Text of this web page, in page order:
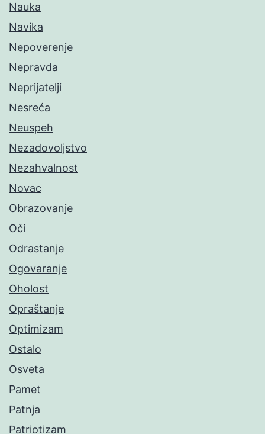
Nauka
Navika
Nepoverenje
Nepravda
Neprijatelji
Nesreća
Neuspeh
Nezadovoljstvo
Nezahvalnost
Novac
Obrazovanje
Oči
Odrastanje
Ogovaranje
Oholost
Opraštanje
Optimizam
Ostalo
Osveta
Pamet
Patnja
Patriotizam